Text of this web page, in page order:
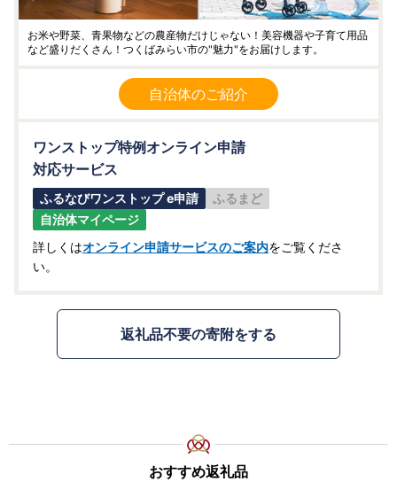
お米や野菜、青果物などの農産物だけじゃない！美容機器や子育て用品
など盛りだくさん！つくばみらい市の"魅力"をお届けします。
自治体のご紹介
ワンストップ特例オンライン申請
対応サービス
ふるなびワンストップ e申請
ふるまど
自治体マイページ
詳しくはオンライン申請サービスのご案内をご覧くださ
い。
返礼品不要の寄附をする
おすすめ返礼品